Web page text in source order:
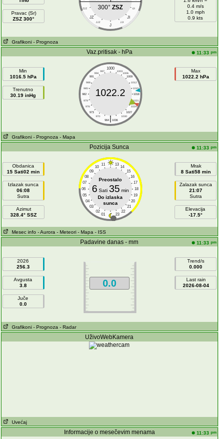
Pravac (Sr)
ZSZ 300°
ZJZ IJI
JZ JI
JJZ JJI
J
300°ZSZ
0.4 m/s
1.0 mph
0.9 kts
Grafikoni - Prognoza
Vaz.pritisak - hPa 11:33 pm
Min
1016.5 hPa
Trenutno
30.19 inHg
1000
997 1003
994
1006
991
1009
988
1012
985
1015
982
1018
979
1021
976
1024
973
1027
970
1030
|
964 1036
1022.2
Max
1022.2 hPa
Grafikoni - Prognoza - Mapa
Pozicija Sunca 11:33 pm
Obdanica
15 Sati02 min
Izlazak sunca
06:08
Sutra
Azimut
328.4° SSZ
11 13
10
14
09
15
08
16
07
17
06
18
05
19
04
20
03
21
02
22
01 23
Preostalo
6Sati 35min
Do izlaska
sunca
Mrak
8 Sati58 min
Zalazak sunca
21:07
Sutra
Elevacija
-17.5°
Mesec info - Aurora - Meteori - Mapa - ISS
Padavine danas - mm 11:33 pm
2026
256.3
Avgusta
3.8
Juče
0.0
0.0
Trend/s
0.000
Last rain
2026-08-04
Grafikoni - Prognoza - Radar
UživoWebKamera
Uvećaj
Informacije o mesečevim menama 11:33 pm